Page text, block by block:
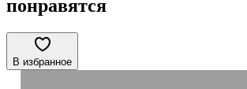
понравятся
В избранное